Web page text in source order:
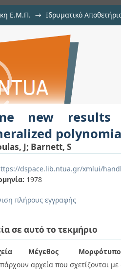
Ε.Μ.Π. → Ιδρυματικό
the qualitative
new
J; Barnett, S
dspace.lib.ntua.gr/xmlui/
1978
πλήρους εγγραφής
σε αυτό το τεκμήριο
Μέγεθος Μορφότυπο
αρχεία που σχετίζονται με